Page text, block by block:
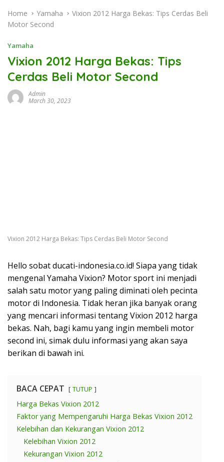
Home Yamaha
Vixion 2012 Harga Bekas: Tips Cerdas Beli
Motor Second
Yamaha
Vixion 2012 Harga Bekas: Tips
Cerdas Beli Motor Second
Admin
March 30, 2023
Vixion 2012 Harga Bekas: Tips Cerdas Beli Motor Second
Hello sobat ducati-indonesia.co.id! Siapa yang tidak
mengenal Yamaha Vixion? Motor sport ini menjadi
salah satu motor yang paling diminati oleh pecinta
motor di Indonesia. Tidak heran jika banyak orang
yang mencari informasi tentang Vixion 2012 harga
bekas. Nah, bagi kamu yang ingin membeli motor
second ini, simak dulu informasi yang akan saya
berikan di bawah ini.
BACA CEPAT TUTUP
Harga Bekas Vixion 2012
Faktor yang Mempengaruhi Harga Bekas Vixion 2012
Kelebihan dan Kekurangan Vixion 2012
Kelebihan Vixion 2012
Kekurangan Vixion 2012